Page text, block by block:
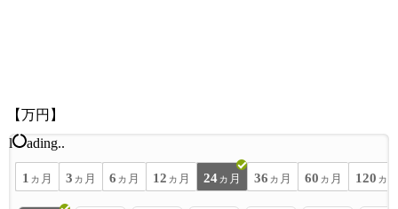
【万円】
l
ading..
1 ヵ月 3 ヵ月 6 ヵ月 12 ヵ月 24 ヵ月 36 ヵ月 60 ヵ月 120 ヵ